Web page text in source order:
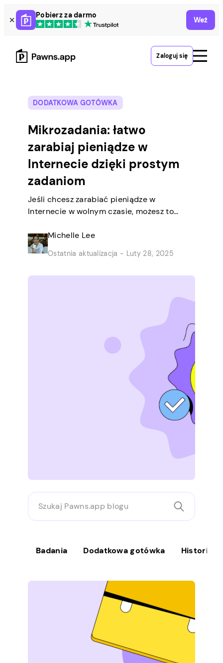
Skip
to
content
Pobierz za darmo
Weź
Zaloguj się
DODATKOWA GOTÓWKA
Mikrozadania: łatwo
zarabiaj pieniądze w
Internecie dzięki prostym
zadaniom
Jeśli chcesz zarabiać pieniądze w
Internecie w wolnym czasie, możesz to
domu. Jest wielu ludzi takich jak Ty, którzy
zamieniają szybką pracę z zacisza własnego
domu na stały dochód. Możliwości
zatrudniać pełnoetatowych pracowników do
Michelle Lee
Ostatnia aktualizacja - Luty 28, 2025
Szukaj
Pawns.app
blogu
Badania Dodatkowa gotówka Historie